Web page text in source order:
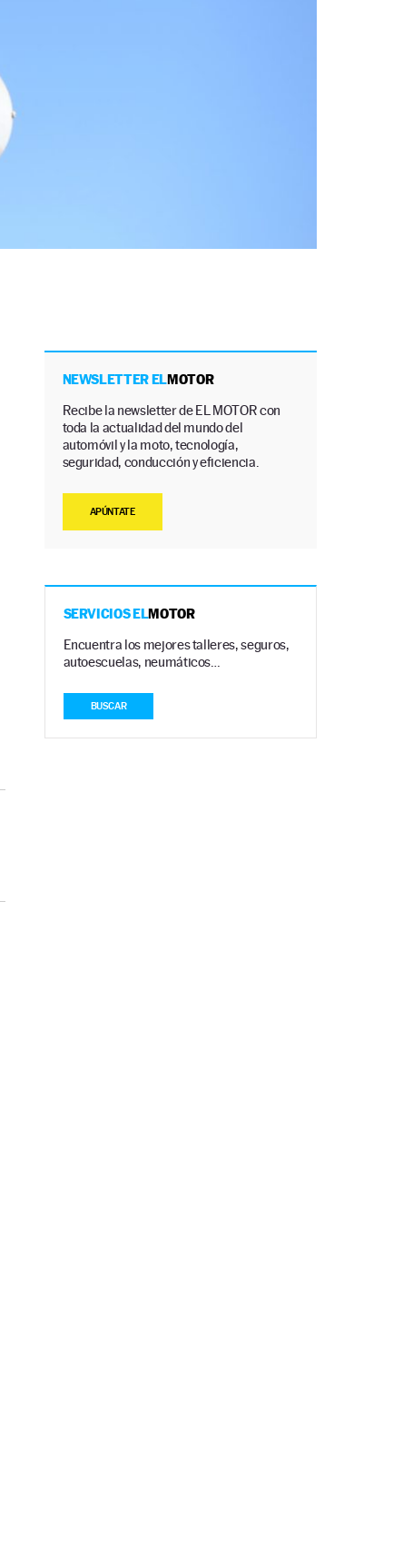
NEWSLETTER ELMOTOR
Recibe la newsletter de EL MOTOR con
toda la actualidad del mundo del
automóvil y la moto, tecnología,
seguridad, conducción y eficiencia.
APÚNTATE
SERVICIOS ELMOTOR
Encuentra los mejores talleres, seguros,
autoescuelas, neumáticos…
BUSCAR